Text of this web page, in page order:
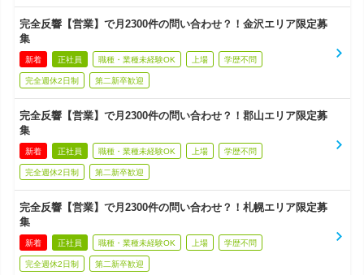
完全反響【営業】で月2300件の問い合わせ？！金沢エリア限定募
集
新着 正社員 職種・業種未経験OK 上場 学歴不問
完全週休2日制 第二新卒歓迎
完全反響【営業】で月2300件の問い合わせ？！郡山エリア限定募
集
新着 正社員 職種・業種未経験OK 上場 学歴不問
完全週休2日制 第二新卒歓迎
完全反響【営業】で月2300件の問い合わせ？！札幌エリア限定募
集
新着 正社員 職種・業種未経験OK 上場 学歴不問
完全週休2日制 第二新卒歓迎